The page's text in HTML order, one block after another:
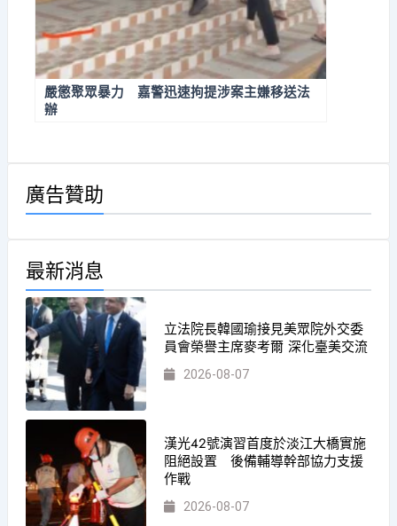
嚴懲聚眾暴力 嘉警迅速拘提涉案主嫌移送法
辦
廣告贊助
最新消息
立法院長韓國瑜接見美眾院外交委
員會榮譽主席麥考爾 深化臺美交流
2026-08-07
漢光42號演習首度於淡江大橋實施
阻絕設置 後備輔導幹部協力支援
作戰
2026-08-07